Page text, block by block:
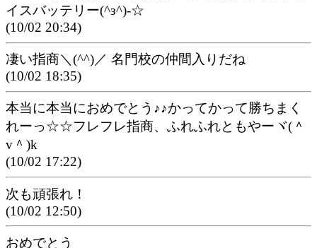
イスバッテリー(^з^)-☆
(10/02 20:34)
凄い指商＼(^^)／ 名門校の仲間入りだね
(10/02 18:35)
本当に本当におめでとう♪♪かってかって勝ちまく
れーっ☆☆フレフレ指商、ふれふれともやーヾ(＾
v＾)k
(10/02 17:22)
次も頑張れ！
(10/02 12:50)
おめでとう